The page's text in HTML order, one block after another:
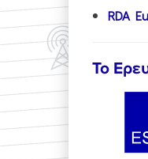
RDA
To